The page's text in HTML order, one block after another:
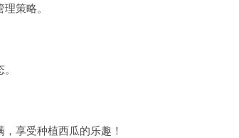
策略。
享受种植西瓜的乐趣！